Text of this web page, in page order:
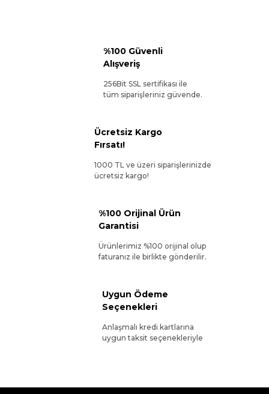
%100 Güvenli
Alışveriş
256Bit SSL sertifikası ile
tüm siparişleriniz güvende.
Ücretsiz Kargo
Fırsatı!
1000 TL ve üzeri siparişlerinizde
ücretsiz kargo!
%100 Orijinal Ürün
Garantisi
Ürünlerimiz %100 orijinal olup
faturanız ile birlikte gönderilir.
Uygun Ödeme
Seçenekleri
Anlaşmalı kredi kartlarına
uygun taksit seçenekleriyle